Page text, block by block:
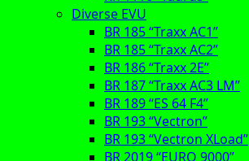
Diverse EVU
BR 185 “Traxx AC1”
BR 185 “Traxx AC2”
BR 186 “Traxx 2E”
BR 187 “Traxx AC3 LM”
BR 189 “ES 64 F4”
BR 193 “Vectron”
BR 193 “Vectron XLoad”
BR 2019 “EURO 9000”